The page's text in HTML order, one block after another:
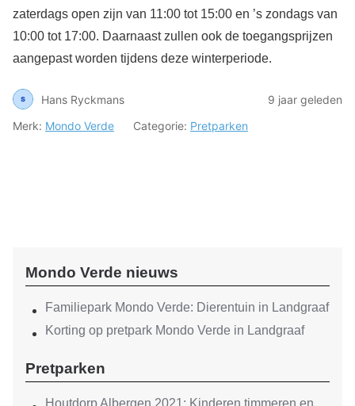
zaterdags open zijn van 11:00 tot 15:00 en ’s zondags van
10:00 tot 17:00. Daarnaast zullen ook de toegangsprijzen
aangepast worden tijdens deze winterperiode.
Hans Ryckmans
9 jaar geleden
Merk: Mondo Verde Categorie: Pretparken
Mondo Verde nieuws
Familiepark Mondo Verde: Dierentuin in Landgraaf
Korting op pretpark Mondo Verde in Landgraaf
Pretparken
Houtdorp Albergen 2021: Kinderen timmeren en